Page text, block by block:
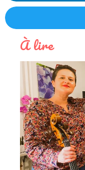
À lire